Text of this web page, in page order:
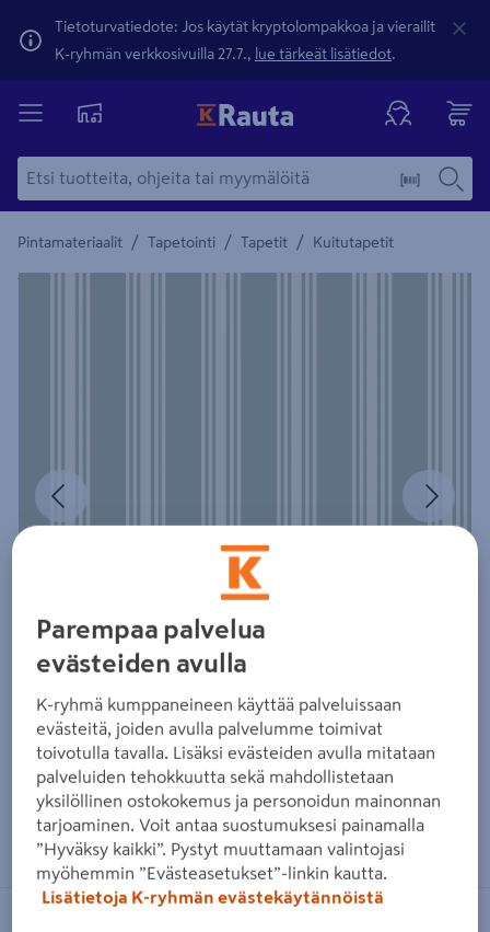
Tietoturvatiedote: Jos käytät kryptolompakkoa ja vierailit
K-ryhmän verkkosivuilla 27.7., lue tärkeät lisätiedot.
Pintamateriaalit / Tapetointi / Tapetit / Kuitutapetit
Yksityiskohtainen kuvaus löytyy Tuotteen kuvaus -
Edellinen
Zoomaa kuvaa sormilla kosketusnäytöllä
Parempaa palvelua
evästeiden avulla
K-ryhmä kumppaneineen käyttää palveluissaan
evästeitä, joiden avulla palvelumme toimivat
toivotulla tavalla. Lisäksi evästeiden avulla mitataan
palveluiden tehokkuutta sekä mahdollistetaan
yksilöllinen ostokokemus ja personoidun mainonnan
tarjoaminen. Voit antaa suostumuksesi painamalla
”Hyväksy kaikki”. Pystyt muuttamaan valintojasi
myöhemmin ”Evästeasetukset”-linkin kautta.
Lisätietoja K-ryhmän evästekäytännöistä